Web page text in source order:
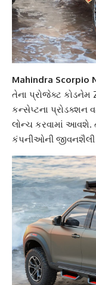
Mahindra Scorpio
તેના પ્રોજેક્ટ કોડનેમ
કન્સેપ્ટના પ્રોડક્શન
લોન્ચ કરવામાં આવશે.
કંપનીઓની